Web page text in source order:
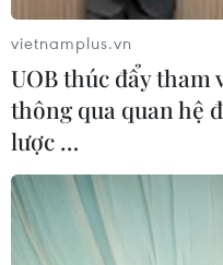
vietnamplus.vn
UOB thúc đẩy tham
thông qua quan hệ
lược …